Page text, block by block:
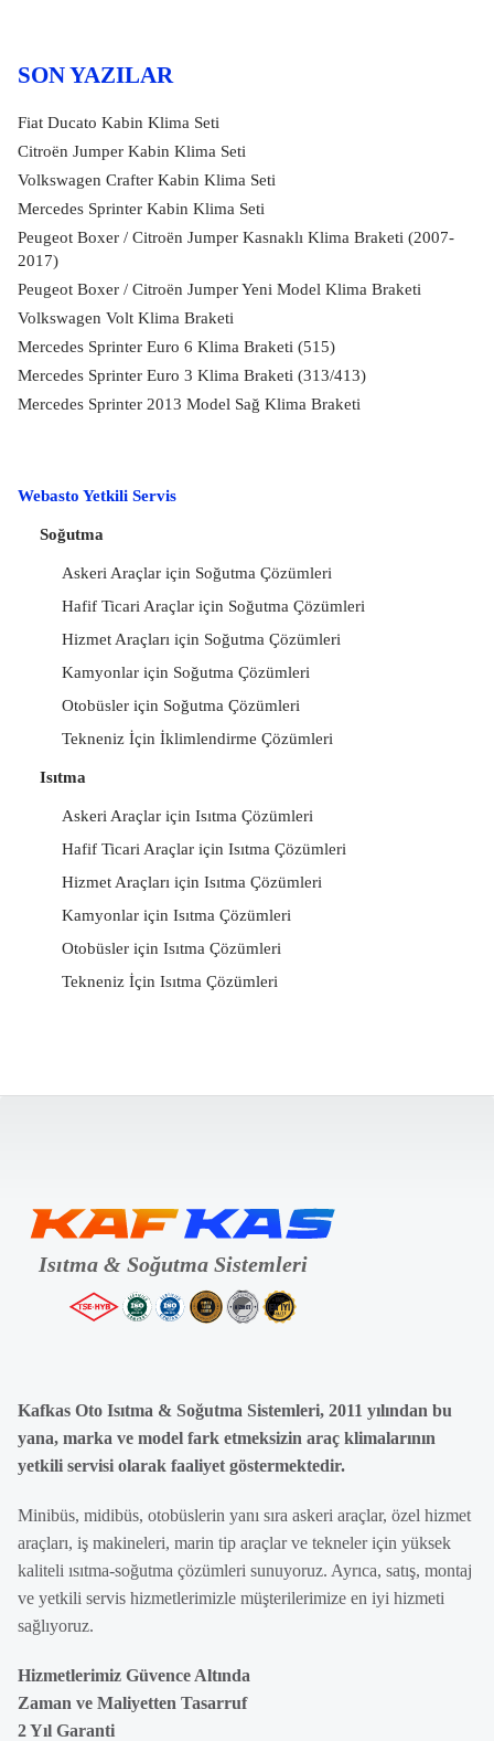
SON YAZILAR
Fiat Ducato Kabin Klima Seti
Citroën Jumper Kabin Klima Seti
Volkswagen Crafter Kabin Klima Seti
Mercedes Sprinter Kabin Klima Seti
Peugeot Boxer / Citroën Jumper Kasnaklı Klima Braketi (2007-
2017)
Peugeot Boxer / Citroën Jumper Yeni Model Klima Braketi
Volkswagen Volt Klima Braketi
Mercedes Sprinter Euro 6 Klima Braketi (515)
Mercedes Sprinter Euro 3 Klima Braketi (313/413)
Mercedes Sprinter 2013 Model Sağ Klima Braketi
Webasto Yetkili Servis
Soğutma
Askeri Araçlar için Soğutma Çözümleri
Hafif Ticari Araçlar için Soğutma Çözümleri
Hizmet Araçları için Soğutma Çözümleri
Kamyonlar için Soğutma Çözümleri
Otobüsler için Soğutma Çözümleri
Tekneniz İçin İklimlendirme Çözümleri
Isıtma
Askeri Araçlar için Isıtma Çözümleri
Hafif Ticari Araçlar için Isıtma Çözümleri
Hizmet Araçları için Isıtma Çözümleri
Kamyonlar için Isıtma Çözümleri
Otobüsler için Isıtma Çözümleri
Tekneniz İçin Isıtma Çözümleri
Kafkas Oto Isıtma & Soğutma Sistemleri, 2011 yılından bu
yana, marka ve model fark etmeksizin araç klimalarının
yetkili servisi olarak faaliyet göstermektedir.
Minibüs, midibüs, otobüslerin yanı sıra askeri araçlar, özel hizmet
araçları, iş makineleri, marin tip araçlar ve tekneler için yüksek
kaliteli ısıtma-soğutma çözümleri sunuyoruz. Ayrıca, satış, montaj
ve yetkili servis hizmetlerimizle müşterilerimize en iyi hizmeti
sağlıyoruz.
Hizmetlerimiz Güvence Altında
Zaman ve Maliyetten Tasarruf
2 Yıl Garanti